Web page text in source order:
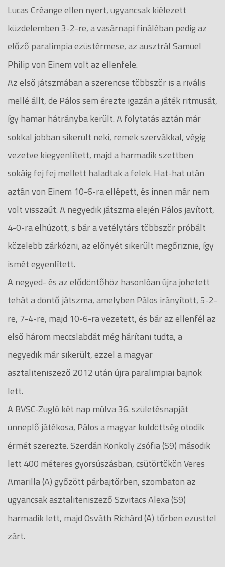
Lucas Créange ellen nyert, ugyancsak kiélezett
küzdelemben 3-2-re, a vasárnapi fináléban pedig az
előző paralimpia ezüstérmese, az ausztrál Samuel
Philip von Einem volt az ellenfele.
Az első játszmában a szerencse többször is a rivális
mellé állt, de Pálos sem érezte igazán a játék ritmusát,
így hamar hátrányba került. A folytatás aztán már
sokkal jobban sikerült neki, remek szervákkal, végig
vezetve kiegyenlített, majd a harmadik szettben
sokáig fej fej mellett haladtak a felek. Hat-hat után
aztán von Einem 10-6-ra ellépett, és innen már nem
volt visszaút. A negyedik játszma elején Pálos javított,
4-0-ra elhúzott, s bár a vetélytárs többször próbált
közelebb zárkózni, az előnyét sikerült megőriznie, így
ismét egyenlített.
A negyed- és az elődöntőhöz hasonlóan újra jöhetett
tehát a döntő játszma, amelyben Pálos irányított, 5-2-
re, 7-4-re, majd 10-6-ra vezetett, és bár az ellenfél az
első három meccslabdát még hárítani tudta, a
negyedik már sikerült, ezzel a magyar
asztaliteniszező 2012 után újra paralimpiai bajnok
lett.
A BVSC-Zugló két nap múlva 36. születésnapját
ünneplő játékosa, Pálos a magyar küldöttség ötödik
érmét szerezte. Szerdán Konkoly Zsófia (S9) második
lett 400 méteres gyorsúszásban, csütörtökön Veres
Amarilla (A) győzött párbajtőrben, szombaton az
ugyancsak asztaliteniszező Szvitacs Alexa (S9)
harmadik lett, majd Osváth Richárd (A) tőrben ezüsttel
zárt.